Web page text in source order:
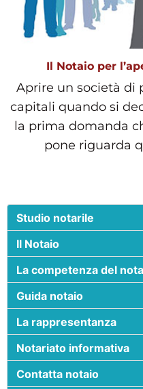
Il Notaio per
Aprire un società di
capitali quando si
la prima domanda
pone riguarda
Studio notarile
Il Notaio
La competenza del
Guida notaio
La rappresentanza
Notariato informativa
Contatta notaio